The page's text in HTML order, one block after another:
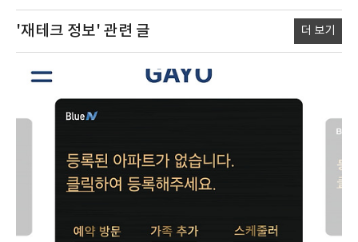
'재테크 정보' 관련 글 더 보기